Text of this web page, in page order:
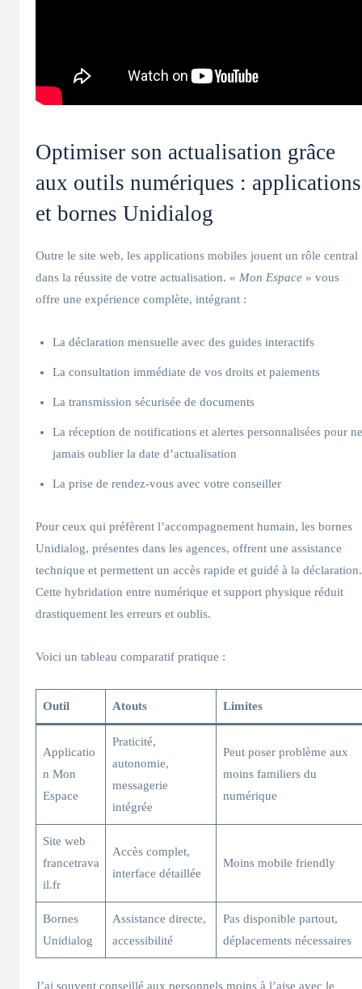
Optimiser son actualisation grâce
aux outils numériques : applications
et bornes Unidialog
Outre le site web, les applications mobiles jouent un rôle central
dans la réussite de votre actualisation. « Mon Espace » vous
offre une expérience complète, intégrant :
La déclaration mensuelle avec des guides interactifs
La consultation immédiate de vos droits et paiements
La transmission sécurisée de documents
La réception de notifications et alertes personnalisées pour ne
jamais oublier la date d’actualisation
La prise de rendez-vous avec votre conseiller
Pour ceux qui préfèrent l’accompagnement humain, les bornes
Unidialog, présentes dans les agences, offrent une assistance
technique et permettent un accès rapide et guidé à la déclaration.
Cette hybridation entre numérique et support physique réduit
drastiquement les erreurs et oublis.
Voici un tableau comparatif pratique :
Outil Atouts Limites
Applicatio
n Mon
Espace
Praticité,
autonomie,
messagerie
intégrée
Peut poser problème aux
moins familiers du
numérique
Site web
francetrava
il.fr
Accès complet,
interface détaillée
Moins mobile friendly
Bornes
Unidialog
Assistance directe,
accessibilité
Pas disponible partout,
déplacements nécessaires
J’ai souvent conseillé aux personnels moins à l’aise avec le